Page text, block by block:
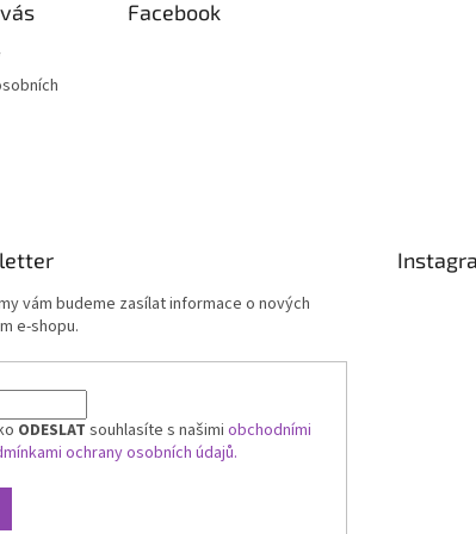
Facebook
vám budeme zasílat informace o nových
e-shopu.
ODESLAT souhlasíte s našimi obchodními
ochrany osobních údajů.